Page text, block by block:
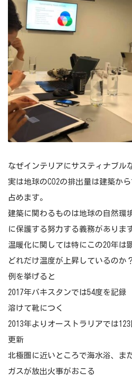
なぜインテリアにサスティナブル
実は地球のCO2の排出量は建築か
占めます。
建築に関わるものは地球の自然環
に保護する努力する義務がありま
温暖化に関しては特にこの20年は
どれだけ温度が上昇しているのか
例を挙げると
2017年パキスタンでは54度を記
溶けて靴につく
2013年よりオーストラリアでは
更新
北極圏に近いところで海水浴、ま
ガスが放出火事がおこる